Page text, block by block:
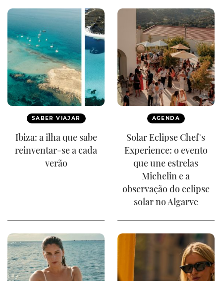
SABER VIAJAR
Ibiza: a ilha que sabe
reinventar-se a cada
verão
AGENDA
Solar Eclipse Chef's
Experience: o evento
que une estrelas
Michelin e a
observação do eclipse
solar no Algarve